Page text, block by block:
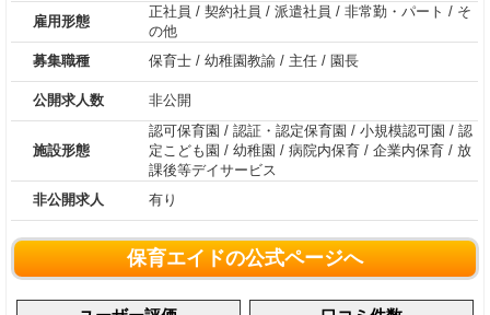
雇用形態
正社員 /契約社員 /派遣社員 /非常勤・パート / そ
の他
募集職種
保育士 /幼稚園教諭 / 主任 / 園長
公開求人数 非公開
施設形態
認可保育園 /認証・認定保育園 /小規模認可園 /認
定こども園 /幼稚園 /病院内保育 /企業内保育 /放
課後等デイサービス
非公開求人
有り
保育エイドの公式ページへ